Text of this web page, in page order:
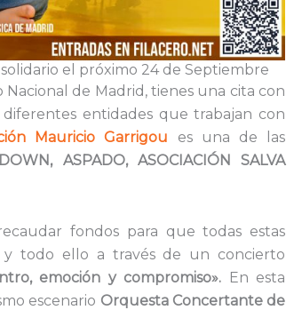
el próximo 24 de Septiembre
de Madrid, tienes una cita con
entidades que trabajan con
Mauricio Garrigou es una de las
ASPADO, ASOCIACIÓN SALVA
fondos para que todas estas
y todo ello a través de un concierto
emoción y compromiso». En esta
escenario Orquesta Concertante de